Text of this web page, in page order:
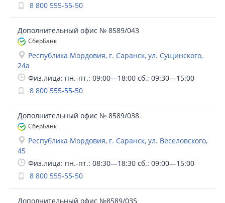
8 800 555-55-50
Дополнительный офис № 8589/043
СберБанк
Республика Мордовия, г. Саранск, ул. Сущинского,
24а
Физ.лица: пн.-пт.: 09:00—18:00 сб.: 09:30—15:00
8 800 555-55-50
Дополнительный офис № 8589/038
СберБанк
Республика Мордовия, г. Саранск, ул. Веселовского,
45
Физ.лица: пн.-пт.: 08:30—18:30 сб.: 09:00—15:00
8 800 555-55-50
Дополнительный офис №8589/035